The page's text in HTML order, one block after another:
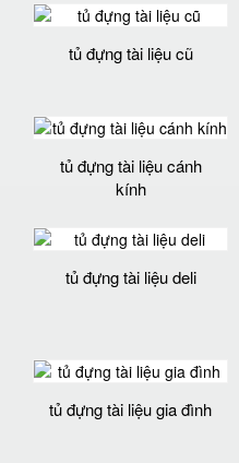
tủ đựng tài liệu cũ
tủ đựng tài liệu cánh
kính
tủ đựng tài liệu deli
tủ đựng tài liệu gia đình